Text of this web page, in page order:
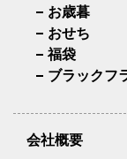
お歳暮
おせち
福袋
ブラックフ
会社概要